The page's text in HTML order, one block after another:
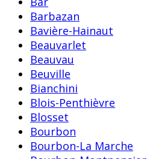
Barbazan
Bavière-Hainaut
Beauvarlet
Beauvau
Beuville
Bianchini
Blois-Penthièvre
Blosset
Bourbon
Bourbon-La Marche